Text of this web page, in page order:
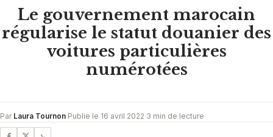
Le gouvernement marocain
régularise le statut douanier des
voitures particulières
numérotées
Par Laura Tournon·Publie le 16 avril 2022·3 min de lecture